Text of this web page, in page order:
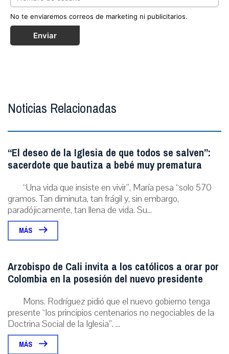
No te enviaremos correos de marketing ni publicitarios.
Enviar
Noticias Relacionadas
“El deseo de la Iglesia de que todos se salven”:
sacerdote que bautiza a bebé muy prematura
“Una vida que insiste en vivir”, María pesa “solo 570
gramos. Tan diminuta, tan frágil y, sin embargo,
paradójicamente, tan llena de vida. Su...
MÁS
Arzobispo de Cali invita a los católicos a orar por
Colombia en la posesión del nuevo presidente
Mons. Rodríguez pidió que el nuevo gobierno tenga
presente “los principios centenarios no negociables de la
Doctrina Social de la Iglesia”. ...
MÁS